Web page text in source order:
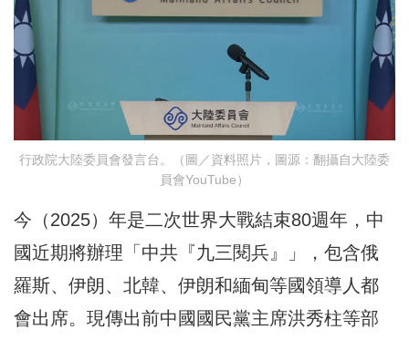
行政院大陸委員會發言台。（圖／資料照片，圖源：翻攝自大陸委
員會YouTube）
今（2025）年是二次世界大戰結束80週年，中
國近期將辦理「中共『九三閱兵』」，包含俄
羅斯、伊朗、北韓、伊朗和緬甸等國領導人都
會出席。現傳出前中國國民黨主席洪秀柱等部